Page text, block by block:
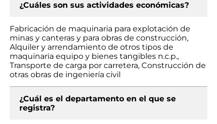
¿Cuáles son sus actividades económicas?
Fabricación de maquinaria para explotación de
minas y canteras y para obras de construcción,
Alquiler y arrendamiento de otros tipos de
maquinaria equipo y bienes tangibles n.c.p.,
Transporte de carga por carretera, Construcción de
otras obras de ingeniería civil
¿Cuál es el departamento en el que se
registra?